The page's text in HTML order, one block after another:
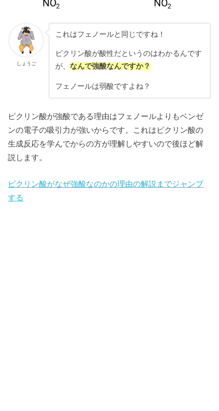
しょうご
これはフェノールと同じですね！
ピクリン酸が酸性だというのはわかるんです
が、 なんで強酸なんですか？
フェノールは弱酸ですよね？
ピクリン酸が強酸である理由はフェノールよりもベンゼ
ンの電子の吸引力が強いからです。これはピクリン酸の
生成反応を学んでからの方が理解しやすいので後ほど解
説します。
ピクリン酸がなぜ強酸なのかの理由の解説までジャンプ
する